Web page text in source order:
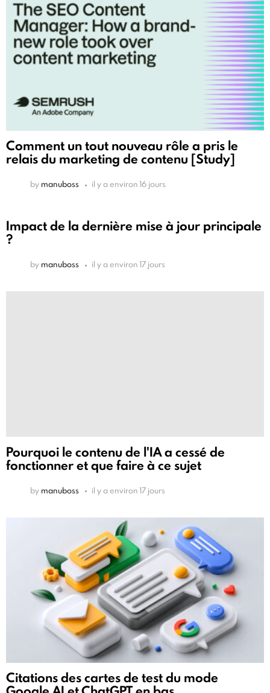
Comment un tout nouveau rôle a pris le
relais du marketing de contenu [Study]
by manuboss il y a environ 16 jours
Impact de la dernière mise à jour principale
?
by manuboss il y a environ 17 jours
Pourquoi le contenu de l'IA a cessé de
fonctionner et que faire à ce sujet
by manuboss il y a environ 17 jours
Citations des cartes de test du mode